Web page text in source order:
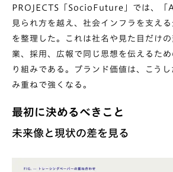
PROJECTS「SocioFuture」 では、「
見られ方を越え、社会インフラを支え
を整理した。これは社名や見た目だけ
業、採用、広報で同じ思想を伝えるた
り組みである。ブランド価値は、こう
み重ねで強くなる。
最初に決めるべきこと
未来像と現状の差を見る